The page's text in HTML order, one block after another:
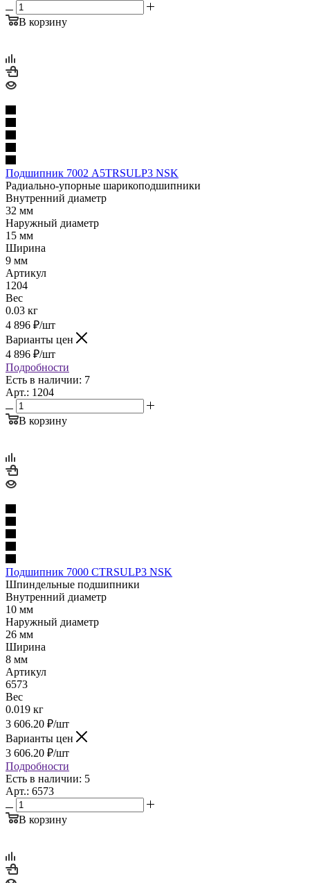
В корзину
Подшипник 7002 A5TRSULP3 NSK
Радиально-упорные шарикоподшипники
Внутренний диаметр
32 мм
Наружный диаметр
15 мм
Ширина
9 мм
Артикул
1204
Вес
0.03 кг
4 896 ₽/шт
Варианты цен
4 896 ₽/шт
Подробности
Есть в наличии: 7
Арт.: 1204
В корзину
Подшипник 7000 CTRSULP3 NSK
Шпиндельные подшипники
Внутренний диаметр
10 мм
Наружный диаметр
26 мм
Ширина
8 мм
Артикул
6573
Вес
0.019 кг
3 606.20 ₽/шт
Варианты цен
3 606.20 ₽/шт
Подробности
Есть в наличии: 5
Арт.: 6573
В корзину